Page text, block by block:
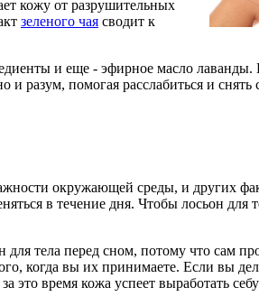
кожу от разрушительных
зеленого чая сводит к
и еще - эфирное масло
разум, помогая расслабиться и снять
окружающей среды, и других
в течение дня. Чтобы лосьон для
тела перед сном, потому что сам
когда вы их принимаете. Если вы
это время кожа успеет выработать